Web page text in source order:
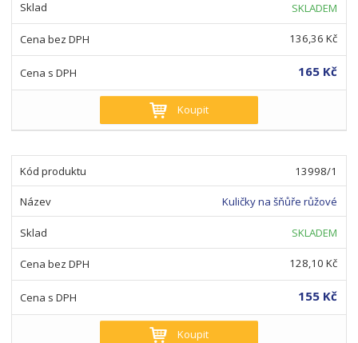
SKLADEM
136,36 Kč
165 Kč
Koupit
13998/1
Kuličky na šňůře růžové
SKLADEM
128,10 Kč
155 Kč
Koupit